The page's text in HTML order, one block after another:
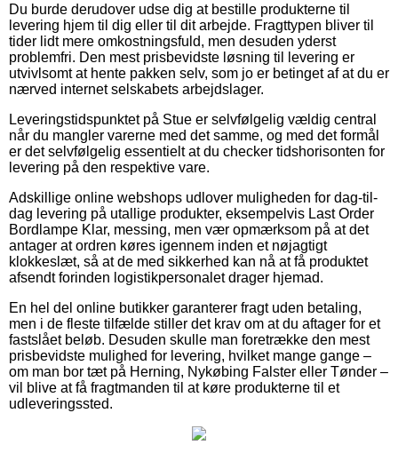
Du burde derudover udse dig at bestille produkterne til
levering hjem til dig eller til dit arbejde. Fragttypen bliver til
tider lidt mere omkostningsfuld, men desuden yderst
problemfri. Den mest prisbevidste løsning til levering er
utvivlsomt at hente pakken selv, som jo er betinget af at du er
nærved internet selskabets arbejdslager.
Leveringstidspunktet på Stue er selvfølgelig vældig central
når du mangler varerne med det samme, og med det formål
er det selvfølgelig essentielt at du checker tidshorisonten for
levering på den respektive vare.
Adskillige online webshops udlover muligheden for dag-til-
dag levering på utallige produkter, eksempelvis Last Order
Bordlampe Klar, messing, men vær opmærksom på at det
antager at ordren køres igennem inden et nøjagtigt
klokkeslæt, så at de med sikkerhed kan nå at få produktet
afsendt forinden logistikpersonalet drager hjemad.
En hel del online butikker garanterer fragt uden betaling,
men i de fleste tilfælde stiller det krav om at du aftager for et
fastslået beløb. Desuden skulle man foretrække den mest
prisbevidste mulighed for levering, hvilket mange gange –
om man bor tæt på Herning, Nykøbing Falster eller Tønder –
vil blive at få fragtmanden til at køre produkterne til et
udleveringssted.